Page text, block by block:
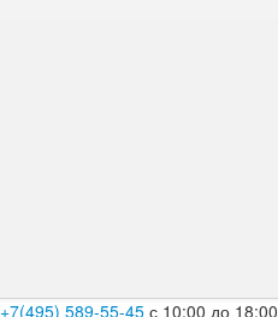
+7(495) 589-55-45с 10:00 до 18:00